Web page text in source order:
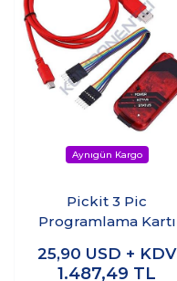
Pickit 3 Pic
Programlama Kartı
25,90 USD + KDV
1.487,49 TL